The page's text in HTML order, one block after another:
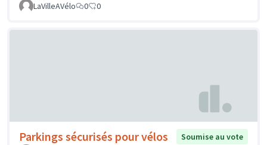
LaVilleAVélo
0 0
Parkings sécurisés pour vélos
Soumise au vote